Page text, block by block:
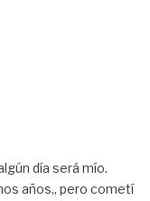
día será mío.
años,, pero cometí